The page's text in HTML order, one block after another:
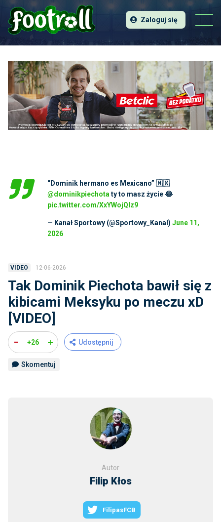
Zaloguj się
“Dominik hermano es Mexicano” 🇲🇽
@dominikpiechota ty to masz życie 😂
pic.twitter.com/XxYWojQlz9
— Kanał Sportowy (@Sportowy_Kanal) June 11,
2026
VIDEO 12-06-2026
Tak Dominik Piechota bawił się z
kibicami Meksyku po meczu xD
[VIDEO]
- +26 + Udostępnij
Skomentuj
Autor
Filip Kłos
FilipasFCB